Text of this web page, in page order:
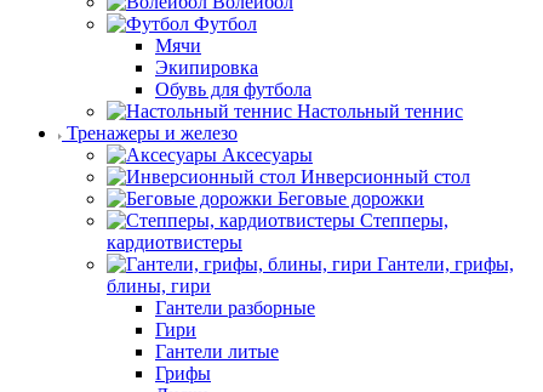
Футбол
Мячи
Экипировка
Обувь для футбола
Настольный теннис
Тренажеры и железо
Аксесуары
Инверсионный стол
Беговые дорожки
Степперы,
кардиотвистеры
Гантели, грифы,
блины, гири
Гантели разборные
Гири
Гантели литые
Грифы